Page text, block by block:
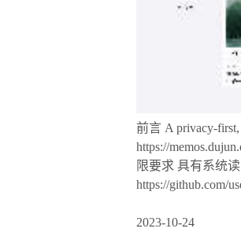
前言 A privacy-first,
https://
限要求 具有系统
https://github.com/
2023-10-24